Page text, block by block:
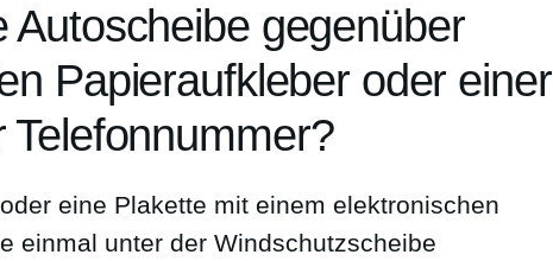
Autoscheibe gegenüber
Papieraufkleber oder einer
Telefonnummer?
eine Plakette mit einem elektronischen
einmal unter der Windschutzscheibe